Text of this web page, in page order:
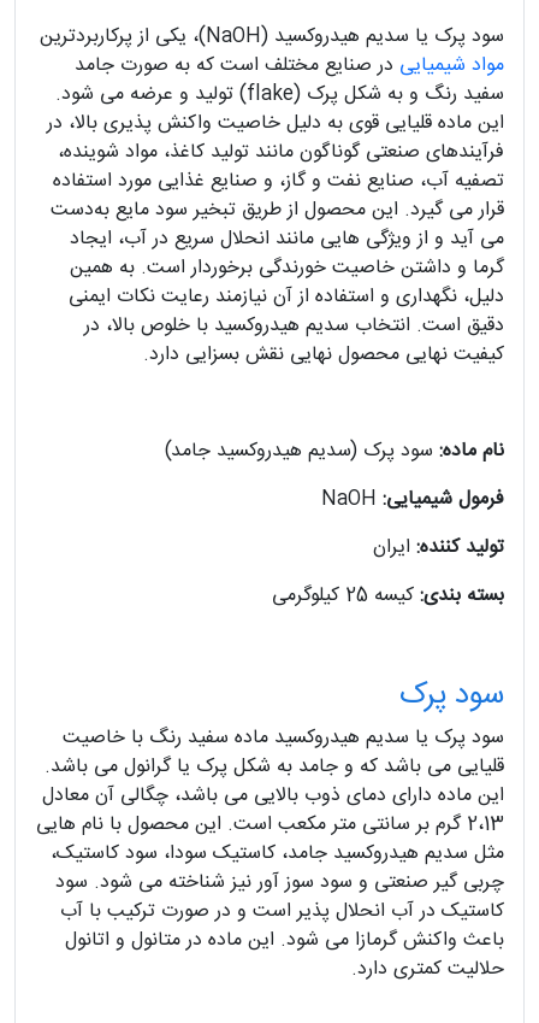
سود پرک یا سدیم هیدروکسید (NaOH)، یکی از پرکاربردترین
مواد شیمیایی در صنایع مختلف است که به صورت جامد
سفید رنگ و به شکل پرک (flake) تولید و عرضه می‌ شود.
این ماده قلیایی قوی به دلیل خاصیت واکنش‌ پذیری بالا، در
فرآیندهای صنعتی گوناگون مانند تولید کاغذ، مواد شوینده،
تصفیه آب، صنایع نفت و گاز، و صنایع غذایی مورد استفاده
قرار می‌ گیرد. این محصول از طریق تبخیر سود مایع به‌دست
می‌ آید و از ویژگی‌ هایی مانند انحلال سریع در آب، ایجاد
گرما و داشتن خاصیت خورندگی برخوردار است. به همین
دلیل، نگهداری و استفاده از آن نیازمند رعایت نکات ایمنی
دقیق است. انتخاب سدیم هیدروکسید با خلوص بالا، در
کیفیت نهایی محصول نهایی نقش بسزایی دارد.
نام ماده: سود پرک (سدیم هیدروکسید جامد)
فرمول شیمیایی:
تولید کننده: ایران
بسته بندی:کیسه 25 کیلوگرمی
سود پرک
سود پرک یا سدیم هیدروکسید ماده سفید رنگ با خاصیت
قلیایی می باشد که و جامد به شکل پرک یا گرانول می باشد.
این ماده دارای دمای ذوب بالایی می باشد، چگالی آن معادل
2،13 گرم بر سانتی متر مکعب است. این محصول با نام هایی
مثل سدیم هیدروکسید جامد، کاستیک سودا، سود کاستیک،
چربی گیر صنعتی و سود سوز آور نیز شناخته می شود. سود
کاستیک در آب انحلال پذیر است و در صورت ترکیب با آب
باعث واکنش گرمازا می شود. این ماده در متانول و اتانول
حلالیت کمتری دارد.